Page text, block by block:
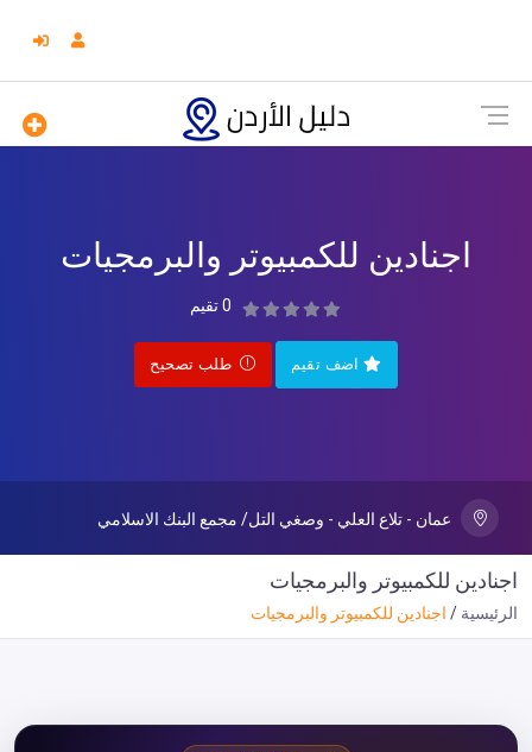
اجنادين للكمبيوتر والبرمجيات
0 تقيم
اضف تقيم طلب تصحيح
عمان - تلاع العلي - وصغي التل/ مجمع البنك الاسلامي
اجنادين للكمبيوتر والبرمجيات
الرئيسية اجنادين للكمبيوتر والبرمجيات